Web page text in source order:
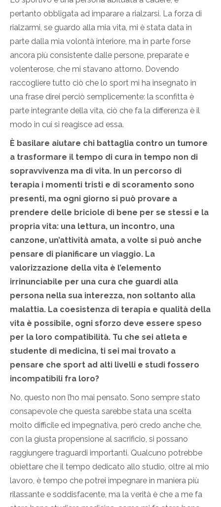
pertanto obbligata ad imparare a rialzarsi. La forza di
rialzarmi, se guardo alla mia vita, mi è stata data in
parte dalla mia volontà interiore, ma in parte forse
ancora più consistente dalle persone, preparate e
volenterose, che mi stavano attorno. Dovendo
raccogliere tutto ciò che lo sport mi ha insegnato in
una frase direi perciò semplicemente: la sconfitta è
parte integrante della vita, ciò che fa la differenza è il
modo in cui si reagisce ad essa.
È basilare aiutare chi battaglia contro un tumore
a trasformare il tempo di cura in tempo non di
sopravvivenza ma di vita. In un percorso di
terapia i momenti tristi e di scoramento sono
presenti, ma ogni giorno si può provare a
prendere delle briciole di bene per se stessi e la
propria vita: una lettura, un incontro, una
canzone, un’attività amata, a volte si può anche
pensare di pianificare un viaggio. La
valorizzazione della vita è l’elemento
irrinunciabile per una cura che guardi alla
persona nella sua interezza, non soltanto alla
malattia. La coesistenza di terapia e qualità della
vita è possibile, ogni sforzo deve essere speso
per la loro compatibilità. Tu che sei atleta e
studente di medicina, ti sei mai trovato a
pensare che sport ad alti livelli e studi fossero
incompatibili fra loro?
No, questo non l’ho mai pensato. Sono sempre stato
consapevole che questa sarebbe stata una scelta
molto difficile ed impegnativa, però credo anche che,
con la giusta propensione al sacrificio, si possano
raggiungere traguardi importanti. Qualcuno potrebbe
obiettare che il tempo dedicato allo studio, oltre al mio
lavoro, è tempo che potrei impegnare in maniera più
rilassante e soddisfacente, ma la verità è che a me fa